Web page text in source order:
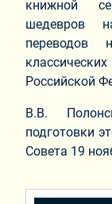
книжной
шедевров
переводов
Российской
В.В.
подготовки
Совета 19